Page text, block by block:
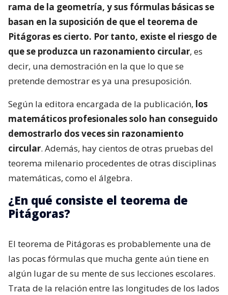
rama de la geometría, y sus fórmulas básicas se
basan en la suposición de que el teorema de
Pitágoras es cierto. Por tanto, existe el riesgo de
que se produzca un razonamiento circular, es
decir, una demostración en la que lo que se
pretende demostrar es ya una presuposición.
Según la editora encargada de la publicación, los
matemáticos profesionales solo han conseguido
demostrarlo dos veces sin razonamiento
circular. Además, hay cientos de otras pruebas del
teorema milenario procedentes de otras disciplinas
matemáticas, como el álgebra.
¿En qué consiste el teorema de
Pitágoras?
El teorema de Pitágoras es probablemente una de
las pocas fórmulas que mucha gente aún tiene en
algún lugar de su mente de sus lecciones escolares.
Trata de la relación entre las longitudes de los lados